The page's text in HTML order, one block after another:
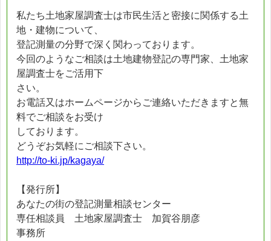
私たち土地家屋調査士は市民生活と密接に関係する土
地・建物について、
登記測量の分野で深く関わっております。
今回のようなご相談は土地建物登記の専門家、土地家
屋調査士をご活用下
さい。
お電話又はホームページからご連絡いただきますと無
料でご相談をお受け
しております。
どうぞお気軽にご相談下さい。
http://to-ki.jp/kagaya/
【発行所】
あなたの街の登記測量相談センター
専任相談員 土地家屋調査士 加賀谷朋彦
事務所